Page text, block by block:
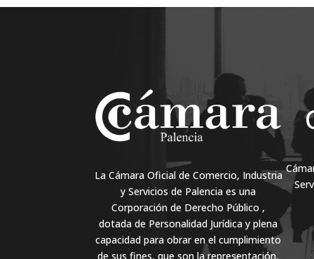
La Cámara Oficial de Comercio, Industria
y Servicios de Palencia es una
Corporación de Derecho Público ,
dotada de Personalidad Jurídica y plena
capacidad para obrar en el cumplimiento
de sus fines, que son la representación,